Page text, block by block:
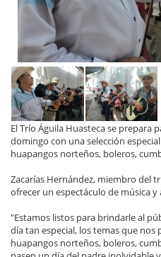
El Trío Águila Huasteca se prepara
domingo con una selección
huapangos norteños, boleros,
Zacarías Hernández, miembro del
ofrecer un espectáculo de música
"Estamos listos para brindarle al
día tan especial, los temas que nos
huapangos norteños, boleros,